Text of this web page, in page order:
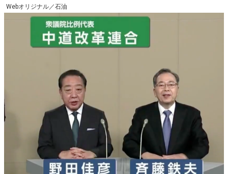
Webオリジナル／石油